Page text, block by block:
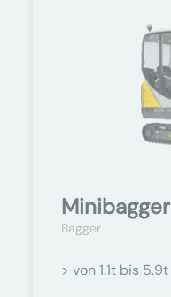
Minibagger
Bagger
> von 1.1t bis 5.9t